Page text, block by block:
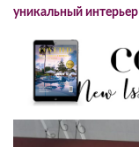
уникальный интерьер